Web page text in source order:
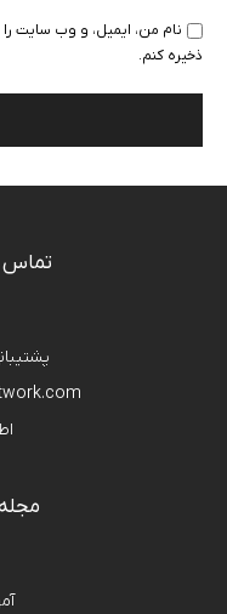
نام من، ایمیل، و وب سایت
ذخیره کنم.
تماس